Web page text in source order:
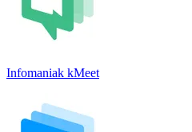
Infomaniak kMeet